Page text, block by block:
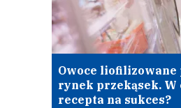
Owoce liofilizowane
rynek przekąsek. W
recepta na sukces?